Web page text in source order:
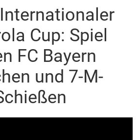
Cup: Spiel
FC Bayern
und 7-M-